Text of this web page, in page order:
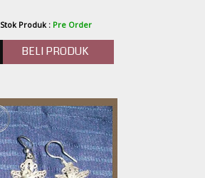
Stok Produk : Pre Order
BELI PRODUK